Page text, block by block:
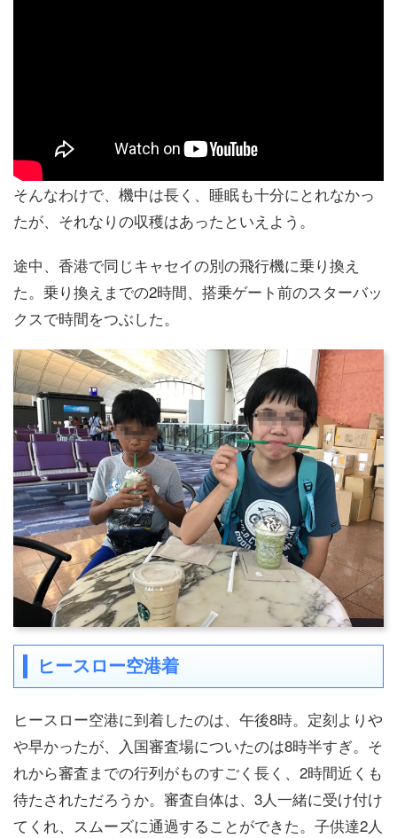
そんなわけで、機中は長く、睡眠も十分にとれなかっ
たが、それなりの収穫はあったといえよう。
途中、香港で同じキャセイの別の飛行機に乗り換え
た。乗り換えまでの2時間、搭乗ゲート前のスターバッ
クスで時間をつぶした。
ヒースロー空港着
ヒースロー空港に到着したのは、午後8時。定刻よりや
や早かったが、入国審査場についたのは8時半すぎ。そ
れから審査までの行列がものすごく長く、2時間近くも
待たされただろうか。審査自体は、3人一緒に受け付け
てくれ、スムーズに通過することができた。子供達2人